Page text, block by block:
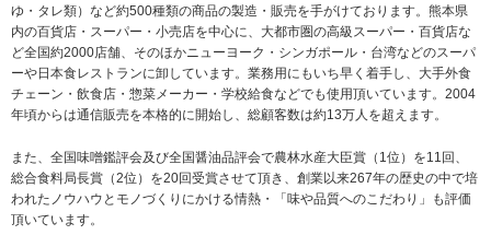
ゆ・タレ類）など約500種類の商品の製造・販売を手がけております。熊本県
内の百貨店・スーパー・小売店を中心に、大都市圏の高級スーパー・百貨店な
ど全国約2000店舗、そのほかニューヨーク・シンガポール・台湾などのスーパ
ーや日本食レストランに卸しています。業務用にもいち早く着手し、大手外食
チェーン・飲食店・惣菜メーカー・学校給食などでも使用頂いています。2004
年頃からは通信販売を本格的に開始し、総顧客数は約13万人を超えます。
また、全国味噌鑑評会及び全国醤油品評会で農林水産大臣賞（1位）を11回、
総合食料局長賞（2位）を20回受賞させて頂き、創業以来267年の歴史の中で培
われたノウハウとモノづくりにかける情熱・「味や品質へのこだわり」も評価
頂いています。